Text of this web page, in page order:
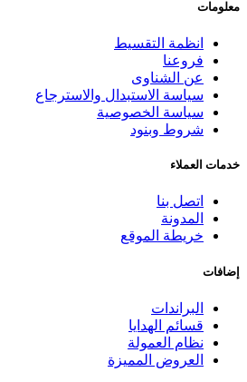
معلومات
انظمة التقسيط
فروعنا
عن الشناوى
سياسة الاستبدال والاسترجاع
سياسة الخصوصية
شروط وبنود
خدمات العملاء
اتصل بنا
المدونة
خريطة الموقع
إضافات
البراندات
قسائم الهدايا
نظام العمولة
العروض المميزة